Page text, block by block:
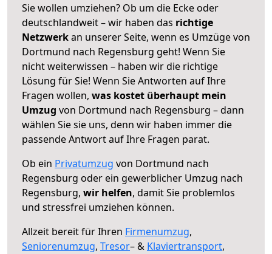
Sie wollen umziehen? Ob um die Ecke oder
deutschlandweit – wir haben das richtige
Netzwerkan unserer Seite, wenn es Umzüge von
Dortmund nach Regensburg geht! Wenn Sie
nicht weiterwissen – haben wir die richtige
Lösung für Sie! Wenn Sie Antworten auf Ihre
Fragen wollen, was kostet überhaupt mein
Umzug von Dortmund nach Regensburg – dann
wählen Sie sie uns, denn wir haben immer die
passende Antwort auf Ihre Fragen parat.
Ob ein Privatumzug von Dortmund nach
Regensburg oder ein gewerblicher Umzug nach
Regensburg, wir helfen, damit Sie problemlos
und stressfrei umziehen können.
Allzeit bereit für Ihren Firmenumzug,
Seniorenumzug, Tresor– & Klaviertransport,